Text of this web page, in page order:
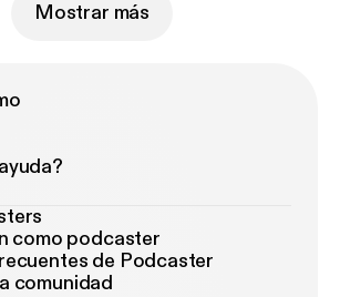
Mostrar más
como podcaster
de Podcaster
comunidad